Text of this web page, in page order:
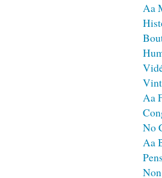
Aa
Aa
No
Aa